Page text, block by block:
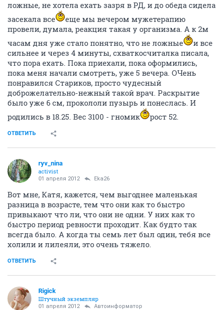
ложные, не хотела ехать зазря в РД, и до обеда сидела
засекала все
еще мы вечером мужетерапию
провели, думала, реакция такая у организма. А к 2м
часам дня уже стало понятно, что не ложные
и все
сильнее и через 4 минуты, схваткосчиталка писала,
что пора ехать. Пока приехали, пока оформились,
пока меня начали смотреть, уже 5 вечера. ОЧень
понравился Стариков, просто чудесный
доброжелательно-нежный такой врач. Раскрытие
было уже 6 см, прокололи пузырь и понеслась. И
родились в 18.25. Вес 3100 - гномик
рост 52.
ОТВЕТИТЬ
ryv_nina
activist
01 апреля 2012 Eka26
Вот мне, Катя, кажется, чем выгоднее маленькая
разница в возрасте, тем что они как то быстро
привыкают что ли, что они не одни. У них как то
быстро период ревности проходит. Как будто так
всегда было. А когда ты семь лет был один, тебя все
холили и лилеяли, это очень тяжело.
ОТВЕТИТЬ
Rigick
Штучный экземпляр
01 апреля 2012 Автоинформатор